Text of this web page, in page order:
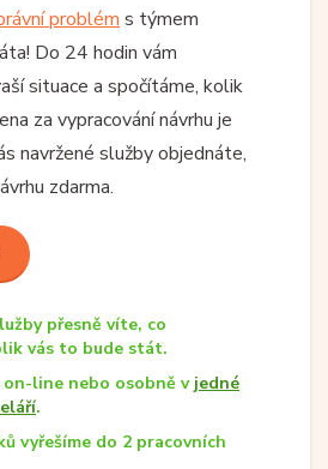
problém s týmem
Do 24 hodin vám
situace a spočítáme, kolik
za vypracování návrhu je
navržené služby objednáte,
zdarma.
přesně víte, co
vás to bude stát.
on-line nebo osobně v jedné
.
vyřešíme do 2 pracovních